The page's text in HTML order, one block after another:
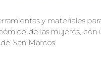
y materiales
de las mujeres, con
San Marcos.